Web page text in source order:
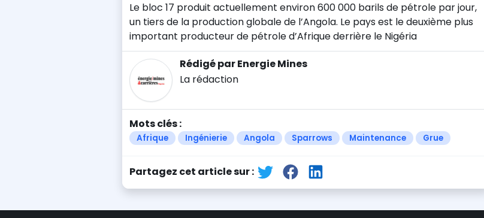
Le bloc 17 produit actuellement environ 600 000 barils de pétrole par jour,
un tiers de la production globale de l’Angola. Le pays est le deuxième plus
important producteur de pétrole d’Afrique derrière le Nigéria
Rédigé par Energie Mines
La rédaction
Mots clés :
Afrique Ingénierie Angola Sparrows Maintenance Grue
Partagez cet article sur :